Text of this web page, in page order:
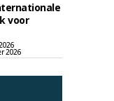
voor
2026